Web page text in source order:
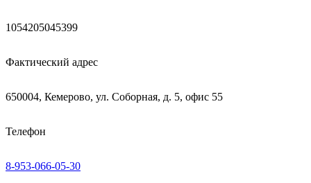
1054205045399
Фактический адрес
650004, Кемерово, ул. Соборная, д. 5, офис 55
Телефон
8-953-066-05-30